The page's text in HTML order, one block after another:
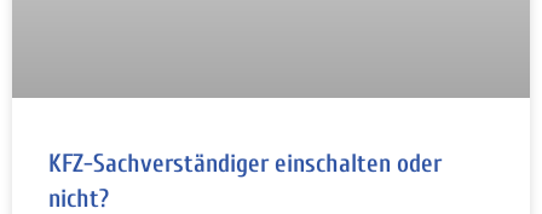
KFZ-Sachverständiger einschalten oder
nicht?